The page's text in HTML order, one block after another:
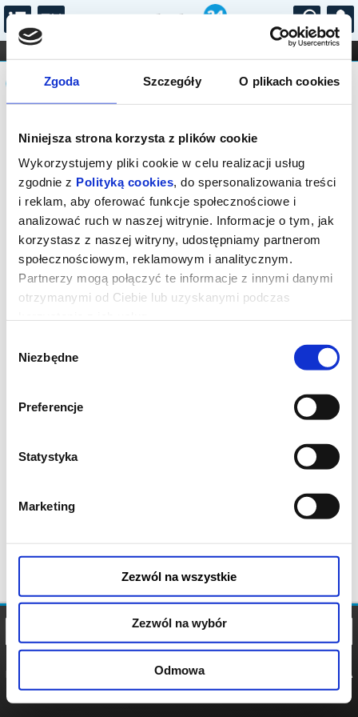
Zgoda Szczegóły O plikach cookies
Niniejsza strona korzysta z plików cookie
Wykorzystujemy pliki cookie w celu realizacji usług
zgodnie z Polityką cookies, do spersonalizowania treści
i reklam, aby oferować funkcje społecznościowe i
analizować ruch w naszej witrynie. Informacje o tym, jak
korzystasz z naszej witryny, udostępniamy partnerom
społecznościowym, reklamowym i analitycznym.
Partnerzy mogą połączyć te informacje z innymi danymi
otrzymanymi od Ciebie lub uzyskanymi podczas
zgody
Niezbędne
Preferencje
Statystyka
Marketing
Zezwól na wszystkie
Zezwól na wybór
Odmowa
...
FILHARMONIA OPERA I BALET
STAND-UP
DLA DZIECI
Komunikat
Sprzedaż on-line została zakończona,
sprawdź dostępność biletów u
organizatora.
POLITYKA
POLITYKA